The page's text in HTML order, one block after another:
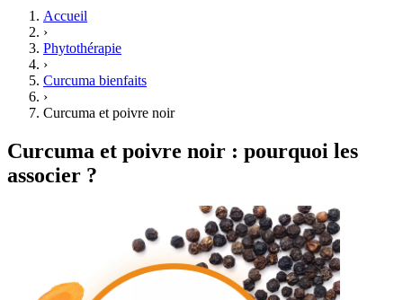
Accueil
›
Phytothérapie
›
Curcuma bienfaits
›
Curcuma et poivre noir
Curcuma et poivre noir : pourquoi les
associer ?